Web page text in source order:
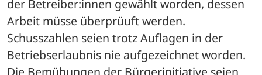
der Betreiber:innen gewählt worden, dessen
Arbeit müsse überprüuft werden.
Schusszahlen seien trotz Auflagen in der
Betriebserlaubnis nie aufgezeichnet worden.